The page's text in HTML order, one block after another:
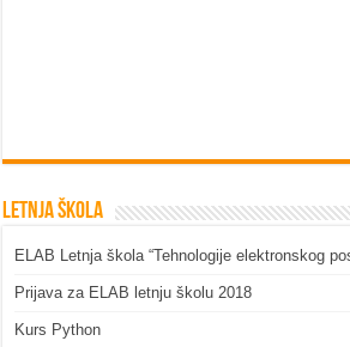
Letnja škola
ELAB Letnja škola “Tehnologije elektronskog
Prijava za ELAB letnju školu 2018
Kurs Python